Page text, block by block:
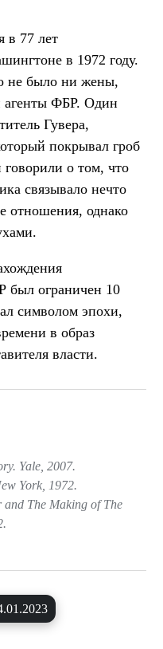
в 77 лет
в 1972 году.
не было ни жены,
агенты ФБР. Один
Гувера,
покрывал гроб
о том, что
связывало нечто
отношения, однако
был ограничен 10
символом эпохи,
в образ
власти.
Yale, 2007.
York, 1972.
The Making of The